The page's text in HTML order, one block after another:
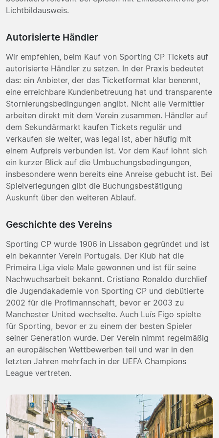
Lichtbildausweis.
Autorisierte Händler
Wir empfehlen, beim Kauf von Sporting CP Tickets auf
autorisierte Händler zu setzen. In der Praxis bedeutet
das: ein Anbieter, der das Ticketformat klar benennt,
eine erreichbare Kundenbetreuung hat und transparente
Stornierungsbedingungen angibt. Nicht alle Vermittler
arbeiten direkt mit dem Verein zusammen. Händler auf
dem Sekundärmarkt kaufen Tickets regulär und
verkaufen sie weiter, was legal ist, aber häufig mit
einem Aufpreis verbunden ist. Vor dem Kauf lohnt sich
ein kurzer Blick auf die Umbuchungsbedingungen,
insbesondere wenn bereits eine Anreise gebucht ist. Bei
Spielverlegungen gibt die Buchungsbestätigung
Auskunft über den weiteren Ablauf.
Geschichte des Vereins
Sporting CP wurde 1906 in Lissabon gegründet und ist
ein bekannter Verein Portugals. Der Klub hat die
Primeira Liga viele Male gewonnen und ist für seine
Nachwuchsarbeit bekannt. Cristiano Ronaldo durchlief
die Jugendakademie von Sporting CP und debütierte
2002 für die Profimannschaft, bevor er 2003 zu
Manchester United wechselte. Auch Luís Figo spielte
für Sporting, bevor er zu einem der besten Spieler
seiner Generation wurde. Der Verein nimmt regelmäßig
an europäischen Wettbewerben teil und war in den
letzten Jahren mehrfach in der UEFA Champions
League vertreten.